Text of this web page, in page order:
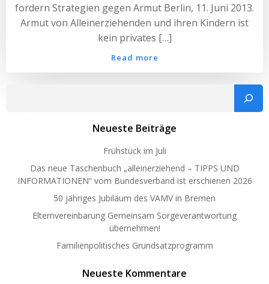
fordern Strategien gegen Armut Berlin, 11. Juni 2013.
Armut von Alleinerziehenden und ihren Kindern ist
kein privates […]
Read more
Neueste Beiträge
Frühstück im Juli
Das neue Taschenbuch „alleinerziehend – TIPPS UND
INFORMATIONEN“ vom Bundesverband ist erschienen 2026
50 jähriges Jubiläum des VAMV in Bremen
Elternvereinbarung Gemeinsam Sorgeverantwortung
übernehmen!
Familienpolitisches Grundsatzprogramm
Neueste Kommentare